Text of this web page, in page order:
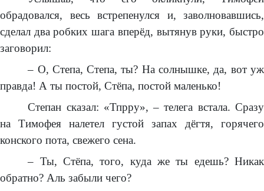
обрадовался, весь встрепенулся и, заволновавшись,
сделал два робких шага вперёд, вытянув руки, быстро
заговорил:
– О, Степа, Степа, ты? На солнышке, да, вот уж
правда! А ты постой, Стёпа, постой маленько!
Степан сказал: «Тпрру», – телега встала. Сразу
на Тимофея налетел густой запах дёгтя, горячего
конского пота, свежего сена.
– Ты, Стёпа, того, куда же ты едешь? Никак
обратно? Аль забыли чего?